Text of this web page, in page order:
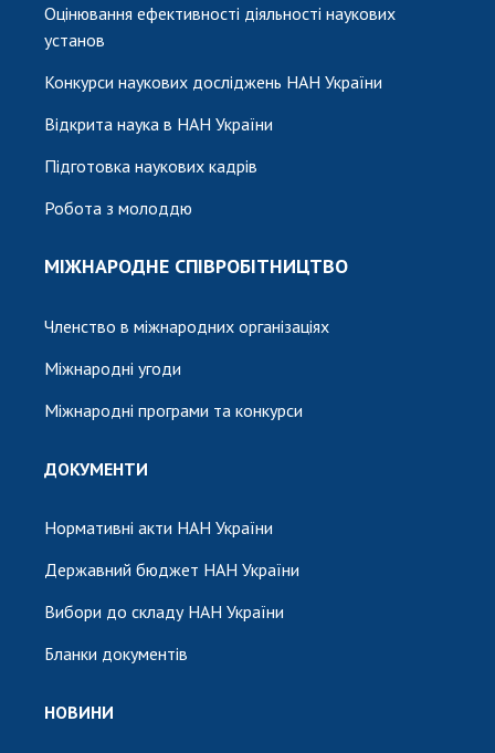
Оцінювання ефективності діяльності наукових
установ
Конкурси наукових досліджень НАН України
Відкрита наука в НАН України
Підготовка наукових кадрів
Робота з молоддю
МІЖНАРОДНЕ СПІВРОБІТНИЦТВО
Членство в міжнародних організаціях
Міжнародні угоди
Міжнародні програми та конкурси
ДОКУМЕНТИ
Нормативні акти НАН України
Державний бюджет НАН України
Вибори до складу НАН України
Бланки документів
НОВИНИ